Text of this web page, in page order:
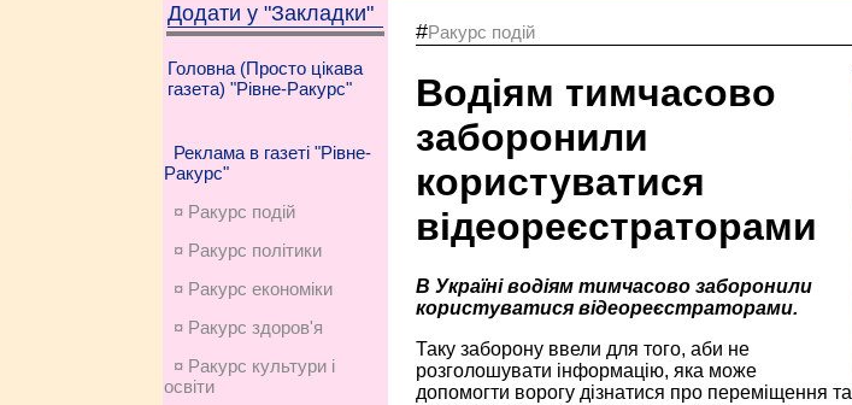
Додати у "Закладки"
Головна (Просто цікава
газета) "Рівне-Ракурс"
Реклама в газеті "Рівне-
Ракурс"
¤ Ракурс подій
¤ Ракурс політики
¤ Ракурс економiки
¤ Ракурс здоров'я
¤ Ракурс культури і
освіти
#Ракурс подій
Водіям тимчасово
заборонили
користуватися
відеореєстраторами
В Україні водіям тимчасово заборонили
користуватися відеореєстраторами.
Таку заборону ввели для того, аби не
розголошувати інформацію, яка може
допомогти ворогу дізнатися про переміщення та